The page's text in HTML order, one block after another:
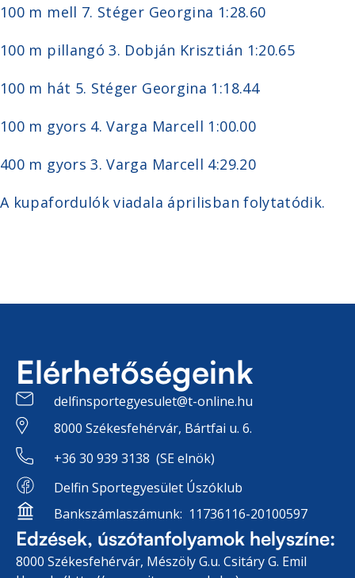
100 m mell 7. Stéger Georgina 1:28.60
100 m pillangó 3. Dobján Krisztián 1:20.65
100 m hát 5. Stéger Georgina 1:18.44
100 m gyors 4. Varga Marcell 1:00.00
400 m gyors 3. Varga Marcell 4:29.20
A kupafordulók viadala áprilisban folytatódik.
Elérhetőségeink
delfinsportegyesulet@t-online.hu
8000 Székesfehérvár, Bártfai u. 6.
+36 30 939 3138 (SE elnök)
Delfin Sportegyesület Úszóklub
Bankszámlaszámunk: 11736116-20100597
Edzések, úszótanfolyamok helyszíne:
8000 Székesfehérvár, Mészöly G.u. Csitáry G. Emil